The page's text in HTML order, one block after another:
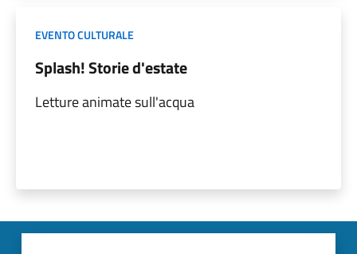
EVENTO CULTURALE
Splash! Storie d'estate
Letture animate sull'acqua